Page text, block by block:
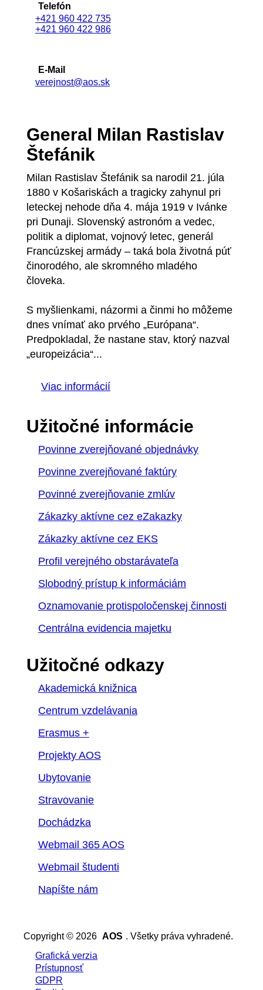
Telefón
+421 960 422 735
+421 960 422 986
E-Mail
verejnost@aos.sk
General Milan Rastislav
Štefánik
Milan Rastislav Štefánik sa narodil 21. júla
1880 v Košariskách a tragicky zahynul pri
leteckej nehode dňa 4. mája 1919 v Ivánke
pri Dunaji. Slovenský astronóm a vedec,
politik a diplomat, vojnový letec, generál
Francúzskej armády – taká bola životná púť
činorodého, ale skromného mladého
človeka.
S myšlienkami, názormi a činmi ho môžeme
dnes vnímať ako prvého „Európana“.
Predpokladal, že nastane stav, ktorý nazval
„europeizácia“...
Viac informácií
Užitočné informácie
Povinne zverejňované objednávky
Povinne zverejňované faktúry
Povinné zverejňovanie zmlúv
Zákazky aktívne cez eZakazky
Zákazky aktívne cez EKS
Profil verejného obstarávateľa
Slobodný prístup k informáciám
Oznamovanie protispoločenskej činnosti
Centrálna evidencia majetku
Užitočné odkazy
Akademická knižnica
Centrum vzdelávania
Erasmus +
Projekty AOS
Ubytovanie
Stravovanie
Dochádzka
Webmail 365 AOS
Webmail študenti
Napíšte nám
Copyright © 2026 AOS . Všetky práva vyhradené.
Grafická verzia
Prístupnosť
GDPR